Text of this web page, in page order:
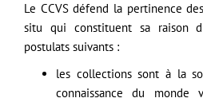
Le CCVS défend la pertinence
situ qui constituent sa raison
postulats suivants :
les collections sont à la
connaissance du monde